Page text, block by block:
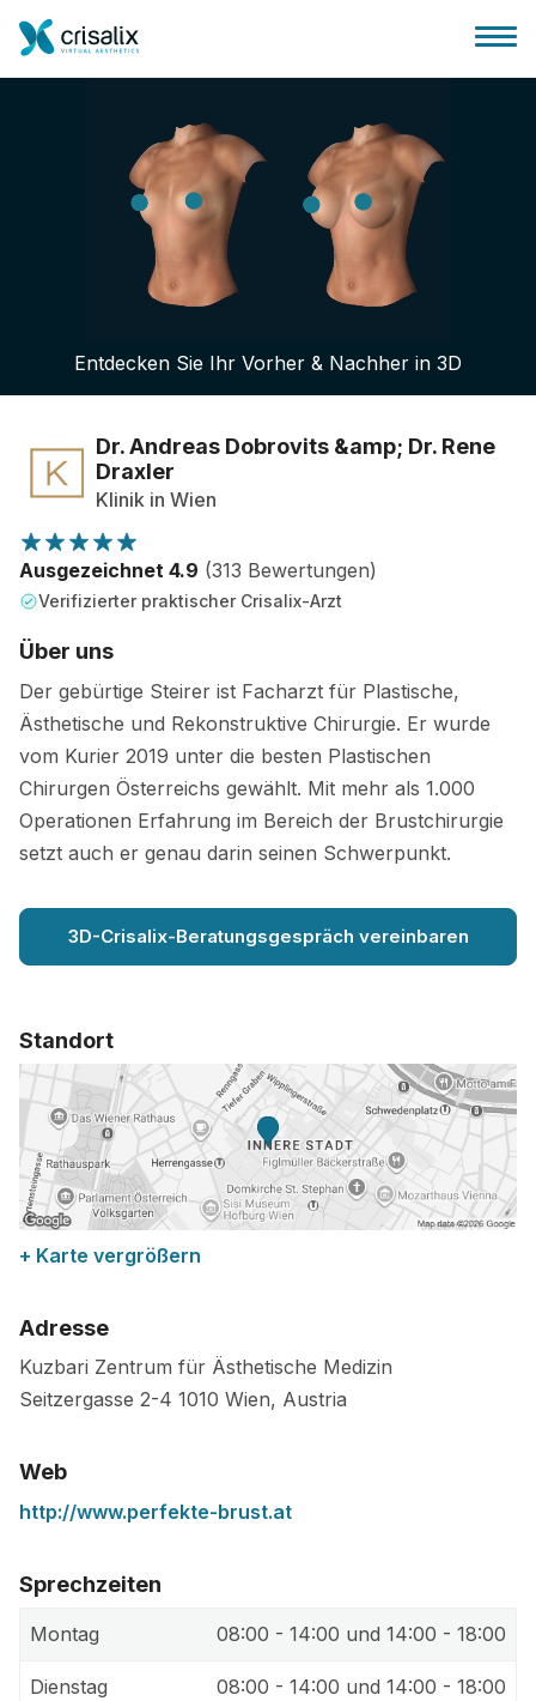
Startseite für Chirurgen
3D-Business-Plattform
Pläne
Bewertungen von Patienten
Entdecken Sie Ihr Vorher & Nachher in 3D
Dr. Andreas Dobrovits &amp; Dr. Rene
Draxler
Klinik in Wien
Ausgezeichnet 4.9 (313 Bewertungen)
Verifizierter praktischer Crisalix-Arzt
Über uns
Der gebürtige Steirer ist Facharzt für Plastische,
Ästhetische und Rekonstruktive Chirurgie. Er wurde
vom Kurier 2019 unter die besten Plastischen
Chirurgen Österreichs gewählt. Mit mehr als 1.000
Operationen Erfahrung im Bereich der Brustchirurgie
setzt auch er genau darin seinen Schwerpunkt.
3D-Crisalix-Beratungsgespräch vereinbaren
Standort
+ Karte vergrößern
Adresse
Kuzbari Zentrum für Ästhetische Medizin
Seitzergasse 2-4 1010 Wien, Austria
Web
http://www.perfekte-brust.at
Sprechzeiten
Montag 08:00 - 14:00 und 14:00 - 18:00
Dienstag 08:00 - 14:00 und 14:00 - 18:00